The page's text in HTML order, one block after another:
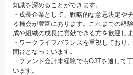
知識を深めることができます。
・成長企業として、戦略的な意思決定や
る機会が豊富にあります。これまでの経
成や組織の成長に貢献できる方を歓迎しま
・ワークライフバランスを重視しており
間台となっています。
・ファンド会計未経験でもOJTを通して
います。